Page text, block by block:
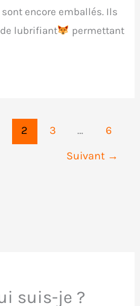
encore emballés. Ils
lubrifiant
permettant
2 3 …
6
Suivant →
suis-je ?